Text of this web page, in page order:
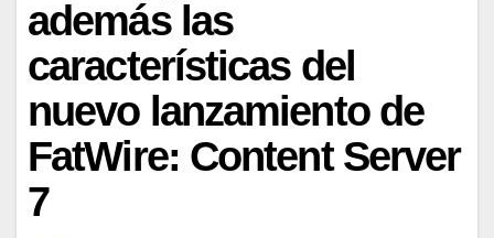
además las
características del
nuevo lanzamiento de
FatWire: Content Server
7